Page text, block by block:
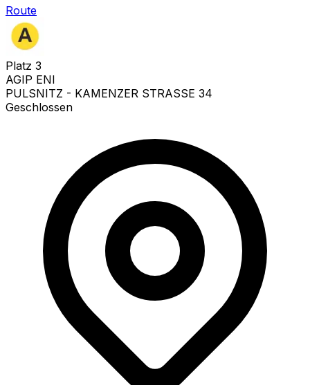
Route
Platz 3
AGIP ENI
PULSNITZ - KAMENZER STRASSE 34
Geschlossen